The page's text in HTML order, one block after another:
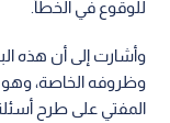
للوقوع في الخطأ.
وأشارت إلى أن هذه
وظروفه الخاصة، وهو
المفتي على طرح